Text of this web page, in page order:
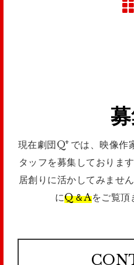
現在劇団Q+ では、映像作
タッフを募集しております
居創りに活かしてみませ
にQ＆Aをご覧頂